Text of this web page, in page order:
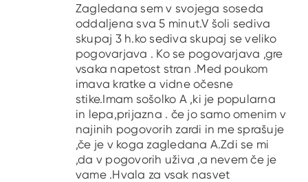
Zagledana sem v svojega soseda
oddaljena sva 5 minut.V šoli sediva
skupaj 3 h.ko sediva skupaj se veliko
pogovarjava . Ko se pogovarjava ,gre
vsaka napetost stran .Med poukom
imava kratke a vidne očesne
stike.Imam sošolko A ,ki je popularna
in lepa,prijazna . če jo samo omenim v
najinih pogovorih zardi in me sprašuje
,če je v koga zagledana A.Zdi se mi
,da v pogovorih uživa ,a nevem če je
vame .Hvala za vsak nasvet